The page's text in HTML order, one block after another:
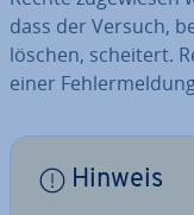
dass der Versuch,
löschen, scheitert.
einer
Hinweis